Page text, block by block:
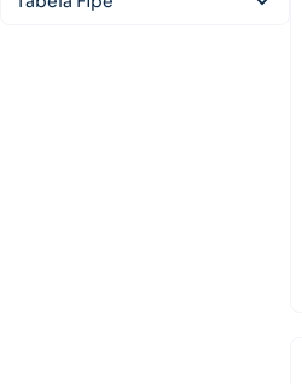
VA1800E1 (1)